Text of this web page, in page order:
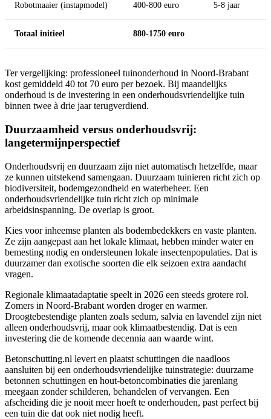
Robotmaaier (instapmodel) 400-800 euro 5-8 jaar
Totaal initieel 880-1750 euro
Ter vergelijking: professioneel tuinonderhoud in Noord-Brabant
kost gemiddeld 40 tot 70 euro per bezoek. Bij maandelijks
onderhoud is de investering in een onderhoudsvriendelijke tuin
binnen twee à drie jaar terugverdiend.
Duurzaamheid versus onderhoudsvrij:
langetermijnperspectief
Onderhoudsvrij en duurzaam zijn niet automatisch hetzelfde, maar
ze kunnen uitstekend samengaan. Duurzaam tuinieren richt zich op
biodiversiteit, bodemgezondheid en waterbeheer. Een
onderhoudsvriendelijke tuin richt zich op minimale
arbeidsinspanning. De overlap is groot.
Kies voor inheemse planten als bodembedekkers en vaste planten.
Ze zijn aangepast aan het lokale klimaat, hebben minder water en
bemesting nodig en ondersteunen lokale insectenpopulaties. Dat is
duurzamer dan exotische soorten die elk seizoen extra aandacht
vragen.
Regionale klimaatadaptatie speelt in 2026 een steeds grotere rol.
Zomers in Noord-Brabant worden droger en warmer.
Droogtebestendige planten zoals sedum, salvia en lavendel zijn niet
alleen onderhoudsvrij, maar ook klimaatbestendig. Dat is een
investering die de komende decennia aan waarde wint.
Betonschutting.nl levert en plaatst schuttingen die naadloos
aansluiten bij een onderhoudsvriendelijke tuinstrategie: duurzame
betonnen schuttingen en hout-betoncombinaties die jarenlang
meegaan zonder schilderen, behandelen of vervangen. Een
afscheiding die je nooit meer hoeft te onderhouden, past perfect bij
een tuin die dat ook niet nodig heeft.